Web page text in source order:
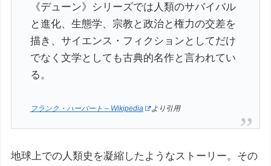
《デューン》シリーズでは人類のサバイバル
と進化、生態学、宗教と政治と権力の交差を
描き、サイエンス・フィクションとしてだけ
でなく文学としても古典的名作と言われてい
る。
フランク・ハーバート – Wikipedia より引用
地球上での人類史を凝縮したようなストーリー。その